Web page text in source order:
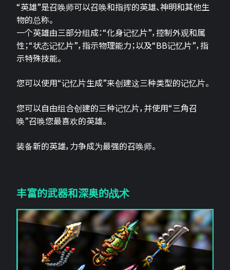
“英雄”是召唤师可以召唤和指挥的英雄、神明和其他生
物的总称。
一个英雄由三部分组成：“化身记忆片”，控制外观和属
性；“状态记忆片”，指示物理能力；以及“BB记忆片”，指
示特殊技能。
您可以使用“记忆片生成”来创建这三种类型的记忆片。
您可以自由组合创建的三种记忆片，并使用“三角召
唤”召唤您最喜欢的英雄。
装备新的英雄，力争成为最强的召唤师。
丰富的武器和深奥的战术